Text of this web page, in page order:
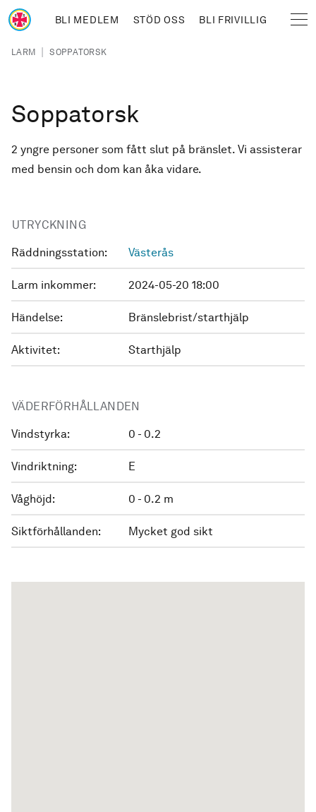
Hoppa till huvudinnehåll
BLI MEDLEM STÖD OSS BLI FRIVILLIG
Länkstig
LARM | SOPPATORSK
Soppatorsk
2 yngre personer som fått slut på bränslet. Vi assisterar
med bensin och dom kan åka vidare.
UTRYCKNING
Räddningsstation: Västerås
Larm inkommer: 2024-05-20 18:00
Händelse: Bränslebrist/starthjälp
Aktivitet: Starthjälp
VÄDERFÖRHÅLLANDEN
Vindstyrka: 0 - 0.2
Vindriktning: E
Våghöjd: 0 - 0.2 m
Siktförhållanden: Mycket god sikt